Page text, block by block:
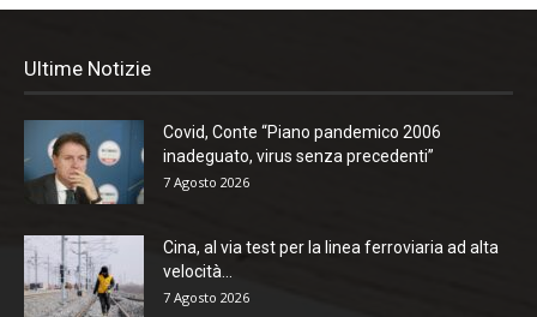
Ultime Notizie
Covid, Conte “Piano pandemico 2006
inadeguato, virus senza precedenti”
7 Agosto 2026
Cina, al via test per la linea ferroviaria ad alta
velocità...
7 Agosto 2026